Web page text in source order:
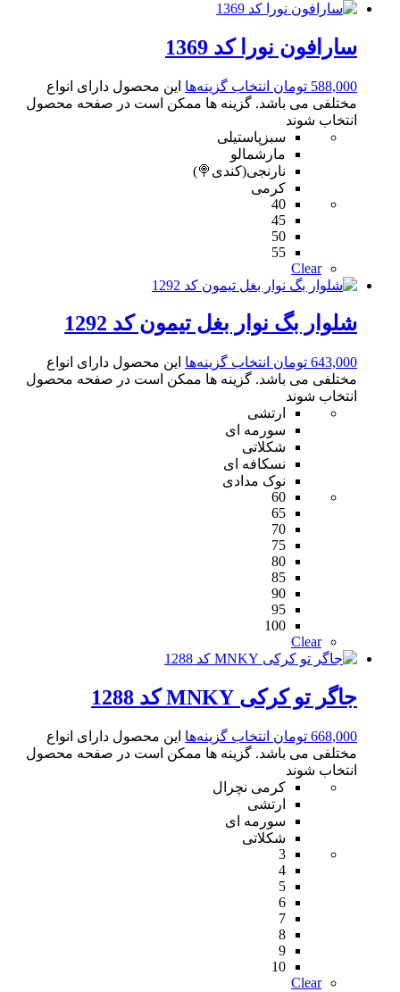
سارافون نورا کد 1369
588,000 تومان انتخاب گزینه‌ها این محصول دارای انواع
مختلفی می باشد. گزینه ها ممکن است در صفحه محصول
انتخاب شوند
سبزپاستیلی
مارشمالو
نارنجی(کندی🍭)
کرمی
40
45
50
55
Clear
شلوار بگ نوار بغل تیمون کد 1292
643,000 تومان انتخاب گزینه‌ها این محصول دارای انواع
مختلفی می باشد. گزینه ها ممکن است در صفحه محصول
انتخاب شوند
ارتشی
سورمه ای
شکلاتی
نسکافه ای
نوک مدادی
60
65
70
75
80
85
90
95
100
Clear
جاگر تو کرکی MNKY کد 1288
668,000 تومان انتخاب گزینه‌ها این محصول دارای انواع
مختلفی می باشد. گزینه ها ممکن است در صفحه محصول
انتخاب شوند
کرمی نچرال
ارتشی
سورمه ای
شکلاتی
3
4
5
6
7
8
9
10
Clear